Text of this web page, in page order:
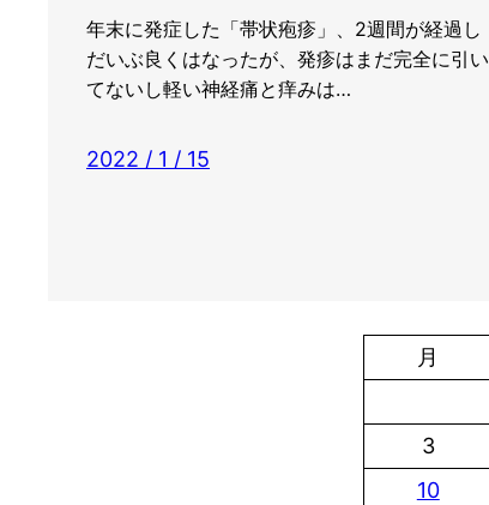
年末に発症した「帯状疱疹」、2週間が経過し
だいぶ良くはなったが、発疹はまだ完全に引い
てないし軽い神経痛と痒みは…
2022 / 1 / 15
月
3
10